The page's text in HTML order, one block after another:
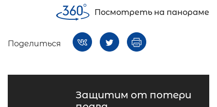
Посмотреть на панораме
Поделиться
Защитим от потери